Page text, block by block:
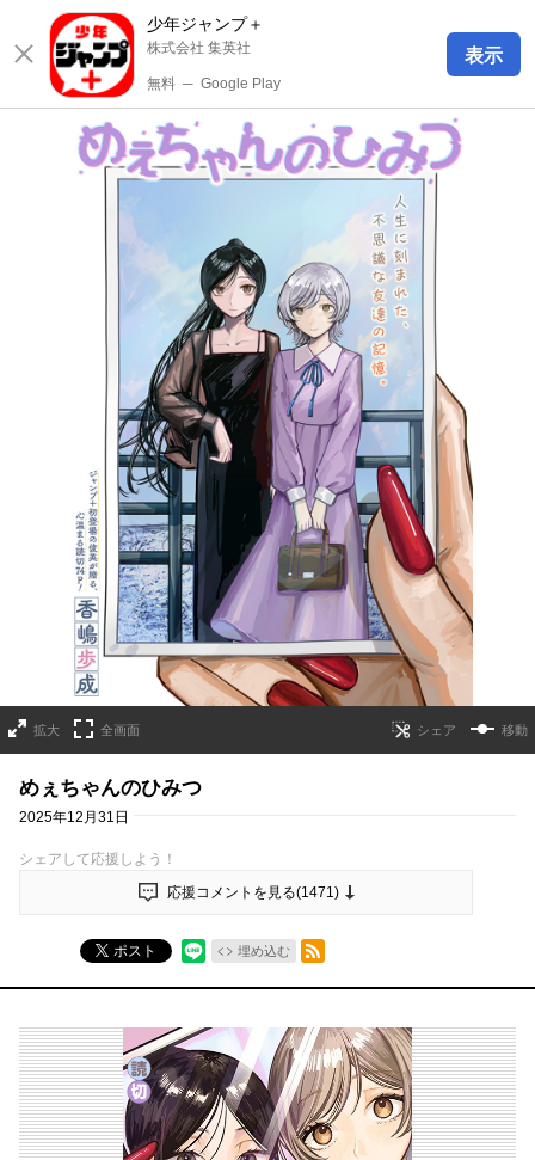
少年ジャンプ＋
株式会社 集英社
無料 ─ Google Play
表示
拡大 全画面 移動
めぇちゃんのひみつ
2025年12月31日
シェアして応援しよう！
応援コメントを見る(1471)
ポスト 埋め込む
RSSフィード